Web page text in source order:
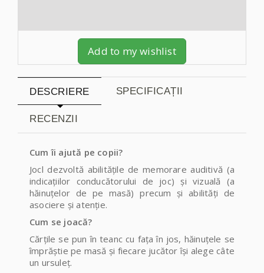
Add to my wishlist
DESCRIERE SPECIFICAȚII
RECENZII
Cum îi ajută pe copii?
Jocl dezvoltă abilitățile de memorare auditivă (a
indicațiilor conducătorului de joc) și vizuală (a
hăinuțelor de pe masă) precum și abilități de
asociere și atenție.
Cum se joacă?
Cărțile se pun în teanc cu fața în jos, hăinuțele se
împrăștie pe masă și fiecare jucător își alege câte
un ursuleț.